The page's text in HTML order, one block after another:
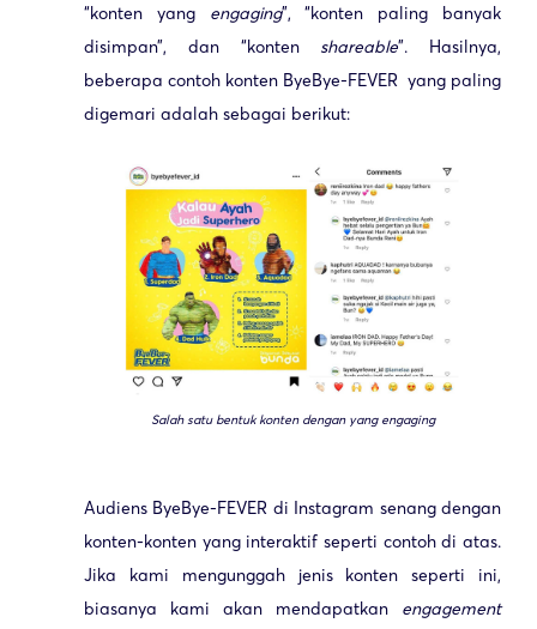
“konten yang engaging”, “konten paling banyak
disimpan”, dan “konten shareable”. Hasilnya,
beberapa contoh konten ByeBye-FEVER yang paling
digemari adalah sebagai berikut:
Salah satu bentuk konten dengan yang engaging
Audiens ByeBye-FEVER di Instagram senang dengan
konten-konten yang interaktif seperti contoh di atas.
Jika kami mengunggah jenis konten seperti ini,
biasanya kami akan mendapatkan engagement